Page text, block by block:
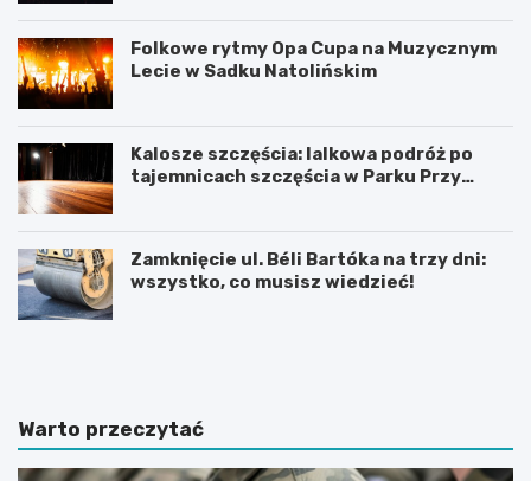
Folkowe rytmy Opa Cupa na Muzycznym
Lecie w Sadku Natolińskim
Kalosze szczęścia: lalkowa podróż po
tajemnicach szczęścia w Parku Przy
Zamknięcie ul. Béli Bartóka na trzy dni:
wszystko, co musisz wiedzieć!
P
d
y
p
T
s
B
r
Warto przeczytać